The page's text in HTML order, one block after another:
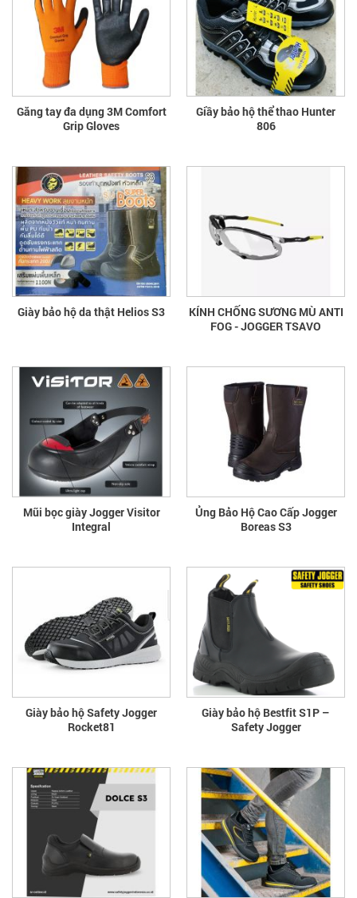
Găng tay đa dụng 3M Comfort
Grip Gloves
Giầy bảo hộ thể thao Hunter
806
Giày bảo hộ da thật Helios S3
KÍNH CHỐNG SƯƠNG MÙ ANTI
FOG - JOGGER TSAVO
Mũi bọc giày Jogger Visitor
Integral
Ủng Bảo Hộ Cao Cấp Jogger
Boreas S3
Giày bảo hộ Safety Jogger
Rocket81
Giày bảo hộ Bestfit S1P –
Safety Jogger